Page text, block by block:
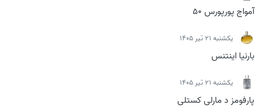
آمواج پورپورس 50
يكشنبه 21 تیر 1405
بارنیا اینتنس
يكشنبه 21 تیر 1405
پارفومز د مارلی کستلی